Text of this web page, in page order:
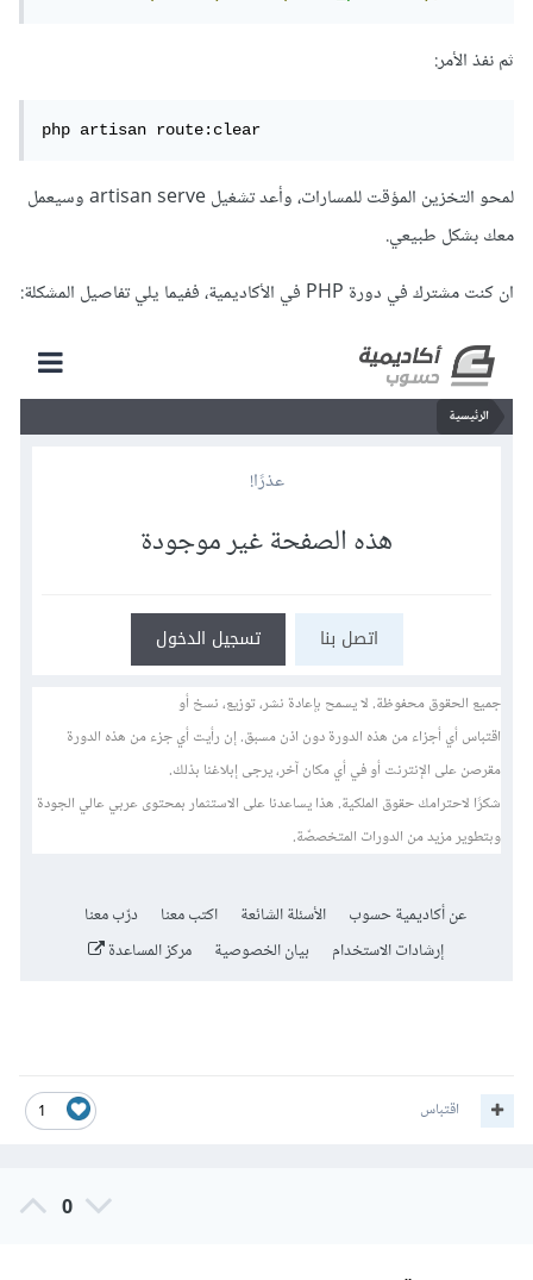
ثم نفذ الأمر:
php artisan route:clear
لمحو التخزين المؤقت للمسارات، وأعد تشغيل artisan serve وسيعمل
معك بشكل طبيعي.
ان كنت مشترك في دورة PHP في الأكاديمية، ففيما يلي تفاصيل المشكلة:
1 اقتباس
0